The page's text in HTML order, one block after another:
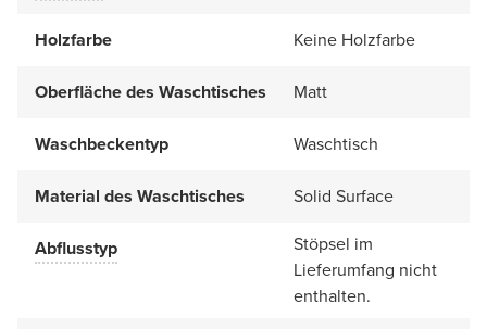
Holzfarbe Keine Holzfarbe
Oberfläche des Waschtisches Matt
Waschbeckentyp Waschtisch
Material des Waschtisches Solid Surface
Abflusstyp
Stöpsel im
Lieferumfang nicht
enthalten.